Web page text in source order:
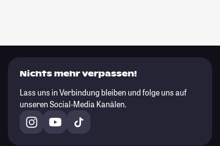
Nichts mehr verpassen!
Lass uns in Verbindung bleiben und folge uns auf
unseren Social-Media Kanälen.